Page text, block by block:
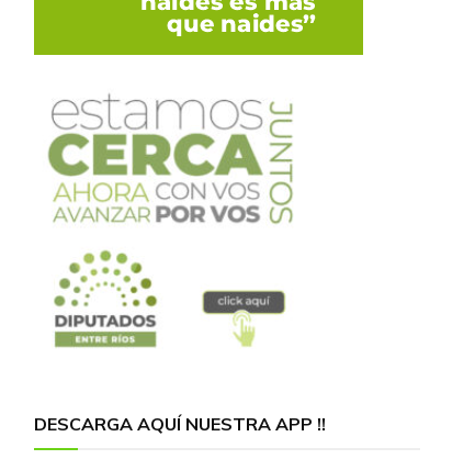
DESCARGA AQUÍ NUESTRA APP !!